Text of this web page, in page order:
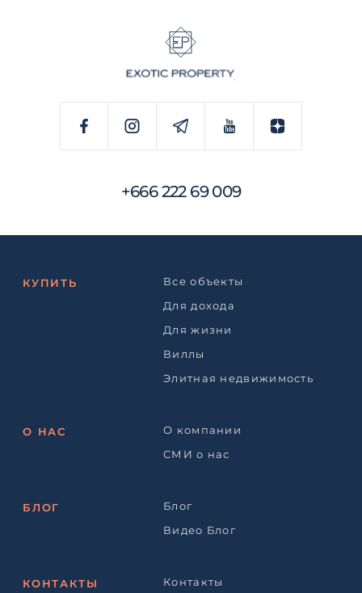
+666 222 69 009
КУПИТЬ
Все объекты
Для дохода
Для жизни
Виллы
Элитная недвижимость
О НАС
О компании
СМИ о нас
БЛОГ
Блог
Видео Блог
КОНТАКТЫ Контакты